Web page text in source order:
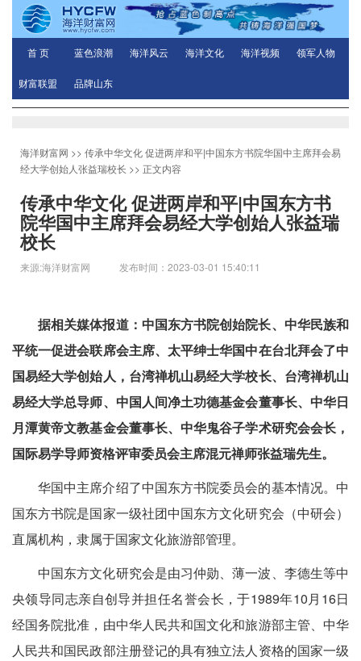
首 页 蓝色浪潮 海洋风云 海洋文化 海洋视频 领军人物
财富联盟 品牌山东
海洋财富网 >> 传承中华文化 促进两岸和平|中国东方书院华国中主席拜会易
经大学创始人张益瑞校长 >> 正文内容
传承中华文化 促进两岸和平|中国东方书
院华国中主席拜会易经大学创始人张益瑞
校长
来源:海洋财富网 发布时间：2023-03-01 15:40:11
据相关媒体报道：中国东方书院创始院长、中华民族和
平统一促进会联席会主席、太平绅士华国中在台北拜会了中
国易经大学创始人，台湾禅机山易经大学校长、台湾禅机山
易经大学总导师、中国人间净土功德基金会董事长、中华日
月潭黄帝文教基金会董事长、中华鬼谷子学术研究会会长，
国际易学导师资格评审委员会主席混元禅师张益瑞先生。
华国中主席介绍了中国东方书院委员会的基本情况。中
国东方书院是国家一级社团中国东方文化研究会（中研会）
直属机构，隶属于国家文化旅游部管理。
中国东方文化研究会是由习仲勋、薄一波、李德生等中
央领导同志亲自创导并担任名誉会长，于1989年10月16日
经国务院批准，由中华人民共和国文化和旅游部主管、中华
人民共和国民政部注册登记的具有独立法人资格的国家一级